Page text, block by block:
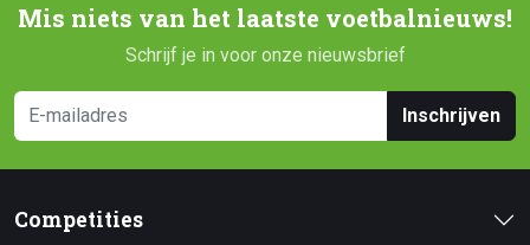
Mis niets van het laatste voetbalnieuws!
Schrijf je in voor onze nieuwsbrief
Inschrijven
Competities